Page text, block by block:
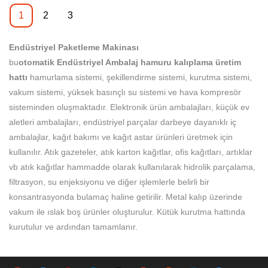
Endüstriyel Paketleme Makinası
buotomatik Endüstriyel Ambalaj hamuru kalıplama üretim
hattı hamurlama sistemi, şekillendirme sistemi, kurutma sistemi,
vakum sistemi, yüksek basınçlı su sistemi ve hava kompresör
sisteminden oluşmaktadır. Elektronik ürün ambalajları, küçük ev
aletleri ambalajları, endüstriyel parçalar darbeye dayanıklı iç
ambalajlar, kağıt bakımı ve kağıt astar ürünleri üretmek için
kullanılır. Atık gazeteler, atık karton kağıtlar, ofis kağıtları, artıklar
vb atık kağıtlar hammadde olarak kullanılarak hidrolik parçalama,
filtrasyon, su enjeksiyonu ve diğer işlemlerle belirli bir
konsantrasyonda bulamaç haline getirilir. Metal kalıp üzerinde
vakum ile ıslak boş ürünler oluşturulur. Kütük kurutma hattında
kurutulur ve ardından tamamlanır.
özelleştirme hizmeti, farklı
talepleri karşılamak için
Üretim hattı
Paketleme Üretim hattı,
araştırma ve geliştirme
büyük önem vermektedir. Kağıt
Ürün Yapma Makineleri için
yaygın olarak kullanılabilir.
Dahası, Çevre dostu
malzemeden yapılmıştır, uzun
süreli kullanım için güvenli ve
dayanıklı.
aralıklarında ürün çok
kullanışlıdır.
1 2 3